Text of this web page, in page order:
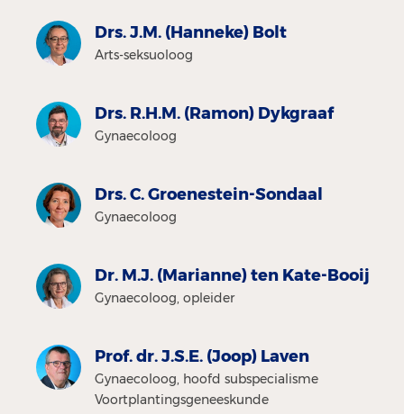
Drs. J.M. (Hanneke) Bolt
Arts-seksuoloog
Drs. R.H.M. (Ramon) Dykgraaf
Gynaecoloog
Drs. C. Groenestein-Sondaal
Gynaecoloog
Dr. M.J. (Marianne) ten Kate-Booij
Gynaecoloog, opleider
Prof. dr. J.S.E. (Joop) Laven
Gynaecoloog, hoofd subspecialisme
Voortplantingsgeneeskunde